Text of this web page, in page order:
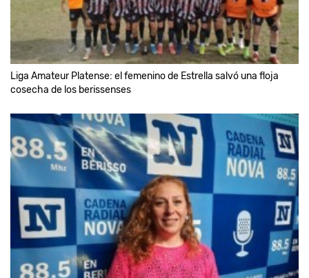
Liga Amateur Platense: el femenino de Estrella salvó una floja
cosecha de los berissenses